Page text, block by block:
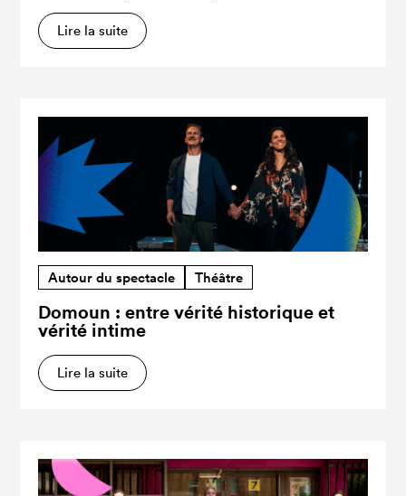
Lire la suite
Autour du spectacle Théâtre
Domoun : entre vérité historique et
vérité intime
Lire la suite